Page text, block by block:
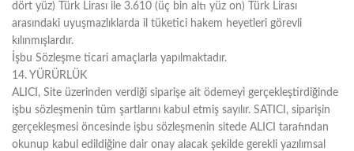
dört yüz) Türk Lirası ile 3.610 (üç bin altı yüz on) Türk Lirası
arasındaki uyuşmazlıklarda il tüketici hakem heyetleri görevli
kılınmışlardır.
İşbu Sözleşme ticari amaçlarla yapılmaktadır.
14. YÜRÜRLÜK
ALICI, Site üzerinden verdiği siparişe ait ödemeyi gerçekleştirdiğinde
işbu sözleşmenin tüm şartlarını kabul etmiş sayılır. SATICI, siparişin
gerçekleşmesi öncesinde işbu sözleşmenin sitede ALICI tarafından
okunup kabul edildiğine dair onay alacak şekilde gerekli yazılımsal